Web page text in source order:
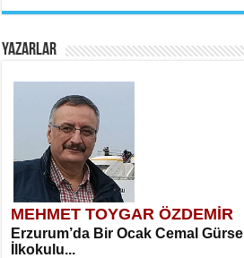
YAZARLAR
MEHMET TOYGAR ÖZDEMİR
Erzurum’da Bir Ocak Cemal Gürsel
İlkokulu...